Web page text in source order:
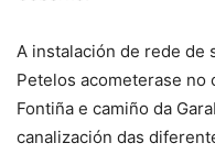
A instalación de rede de
Petelos acometerase no
Fontiña e camiño da
canalización das